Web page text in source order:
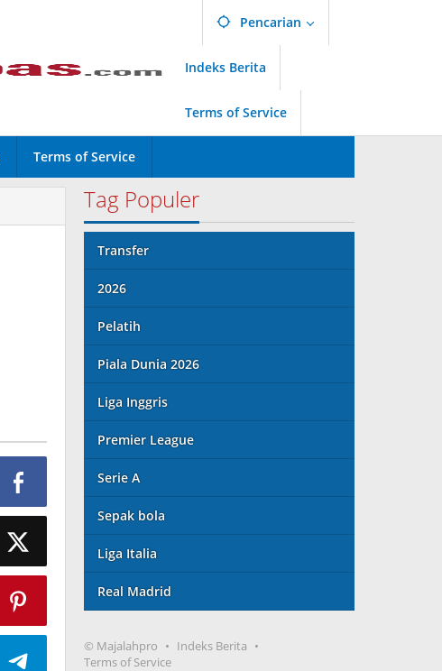
Pencarian
Indeks Berita
Terms of Service
Terms of Service
Tag Populer
Transfer
2026
Pelatih
Piala Dunia 2026
Liga Inggris
Premier League
Serie A
Sepak bola
Liga Italia
Real Madrid
© Majalahpro
Indeks Berita
Terms of Service